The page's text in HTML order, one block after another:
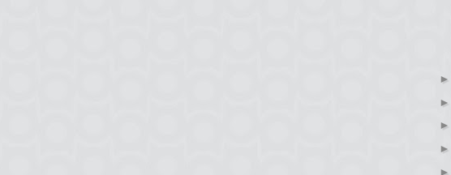
►
►
►
►
►